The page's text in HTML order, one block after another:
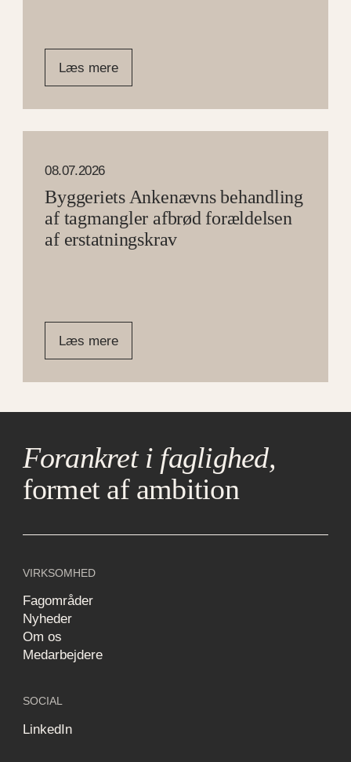
Læs mere
08.07.2026
Byggeriets Ankenævns behandling
af tagmangler afbrød forældelsen
af erstatningskrav
Læs mere
Forankret i faglighed,
formet af ambition
VIRKSOMHED
Fagområder
Nyheder
Om os
Medarbejdere
SOCIAL
LinkedIn